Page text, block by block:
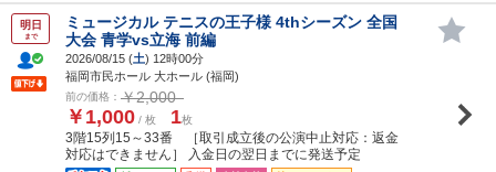
明日
まで
ミュージカル テニスの王子様 4thシーズン 全国
大会 青学vs立海 前編
2026/08/15 (土) 12時00分
福岡市民ホール 大ホール (福岡)
前の価格： ￥2,000
￥1,000 / 枚 1枚
3階15列15～33番 ［取引成立後の公演中止対応：返金
対応はできません］ 入金日の翌日までに発送予定